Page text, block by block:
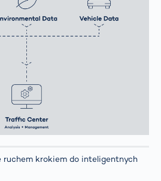
ruchem krokiem do inteligentnych